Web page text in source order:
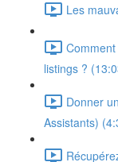
Les
listings ?
Donner
Assistants)